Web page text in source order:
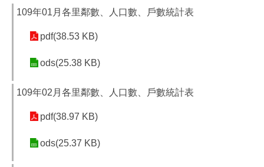
109年01月各里鄰數、人口數、戶數統計表
pdf(38.53 KB)
ods(25.38 KB)
109年02月各里鄰數、人口數、戶數統計表
pdf(38.97 KB)
ods(25.37 KB)